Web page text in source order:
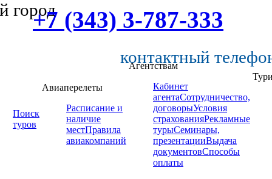
город
+7 (343) 3-787-333
контактный
Поиск
туров
Авиаперелеты
Расписание и
наличие
местПравила
авиакомпаний
Агентствам
Кабинет
агентаСотрудничество,
договорыУсловия
страхованияРекламные
турыСеминары,
презентацииВыдача
документовСпособы
оплаты